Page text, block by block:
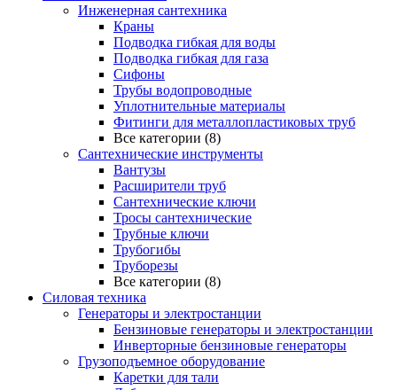
Инженерная сантехника
Краны
Подводка гибкая для воды
Подводка гибкая для газа
Сифоны
Трубы водопроводные
Уплотнительные материалы
Фитинги для металлопластиковых труб
Все категории (8)
Сантехнические инструменты
Вантузы
Расширители труб
Сантехнические ключи
Тросы сантехнические
Трубные ключи
Трубогибы
Труборезы
Все категории (8)
Силовая техника
Генераторы и электростанции
Бензиновые генераторы и электростанции
Инверторные бензиновые генераторы
Грузоподъемное оборудование
Каретки для тали